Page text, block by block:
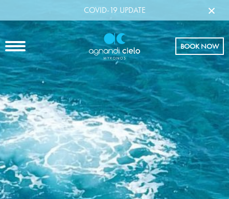
COVID-19 UPDATE ×
BOOK NOW